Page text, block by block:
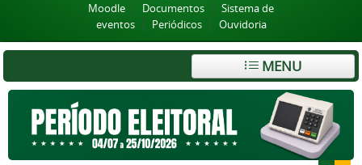
Moodle
Documentos
Sistema de
eventos
Periódicos Ouvidoria
MENU